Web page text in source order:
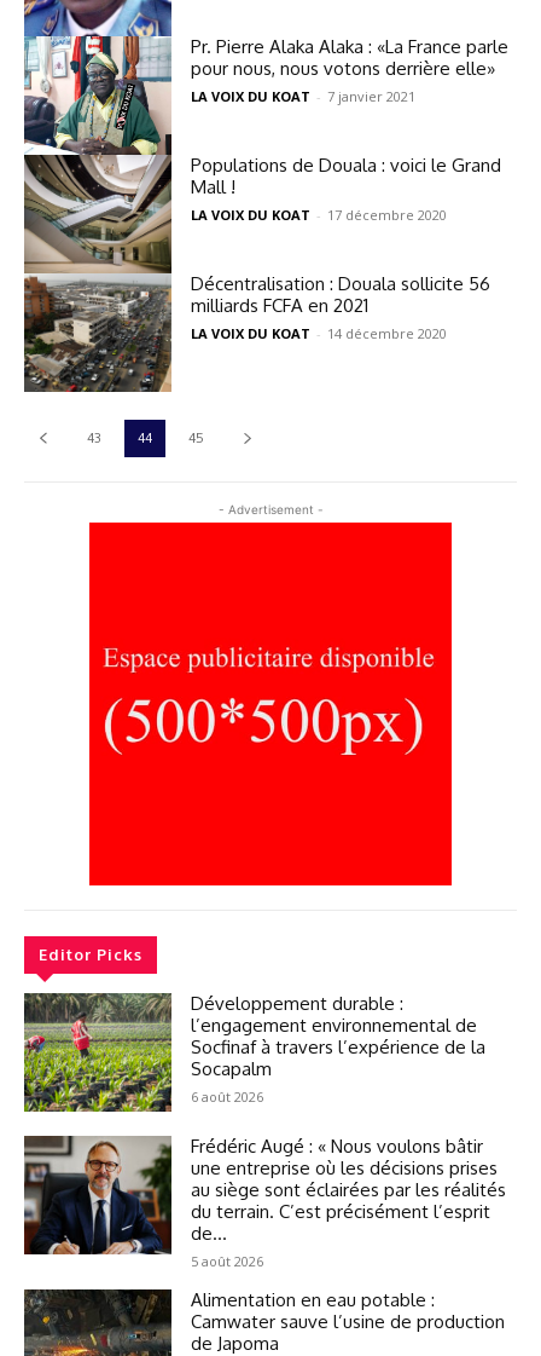
Pr. Pierre Alaka Alaka : «La France parle
pour nous, nous votons derrière elle»
LA VOIX DU KOAT - 7 janvier 2021
Populations de Douala : voici le Grand
Mall !
LA VOIX DU KOAT - 17 décembre 2020
Décentralisation : Douala sollicite 56
milliards FCFA en 2021
LA VOIX DU KOAT - 14 décembre 2020
43 44 45
- Advertisement -
Editor Picks
Développement durable :
l’engagement environnemental de
Socfinaf à travers l’expérience de la
Socapalm
6 août 2026
Frédéric Augé : « Nous voulons bâtir
une entreprise où les décisions prises
au siège sont éclairées par les réalités
du terrain. C’est précisément l’esprit
de...
5 août 2026
Alimentation en eau potable :
Camwater sauve l’usine de production
de Japoma